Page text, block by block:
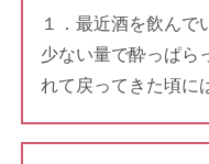
１．最近酒を飲んで
少ない量で酔っぱら
れて戻ってきた頃に